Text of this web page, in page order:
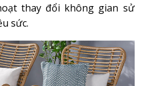
thay đổi không gian sử
sức.